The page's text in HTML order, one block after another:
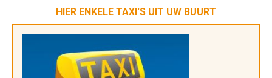
HIER ENKELE TAXI'S UIT UW BUURT